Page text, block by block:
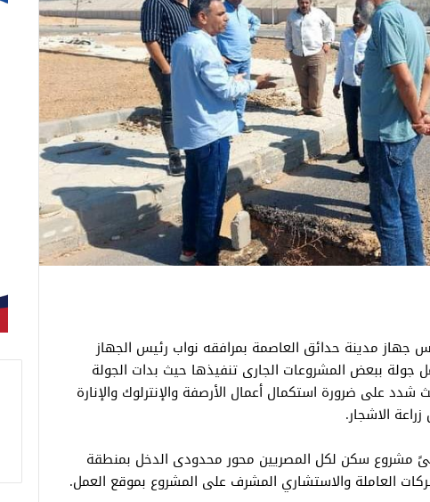
جهاز مدينة حدائق العاصمة بمرافقه نواب رئيس الجهاز
جولة ببعض المشروعات الجارى تنفيذها حيث بدات الجولة
شدد على ضرورة استكمال أعمال الأرصفة والإنترلوك والإنارة
الاشجار.
مشروع سكن لكل المصريين محور محدودى الدخل بمنطقة